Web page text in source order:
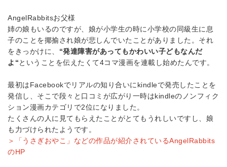
AngelRabbitsお父様
姉の娘もいるのですが、娘が小学生の時に小学校の同級生に息
子のことを揶揄され娘が悲しんでいたことがありました。それ
をきっかけに、 “発達障害があってもかわいい子どもなんだ
よ“ということを伝えたくて4コマ漫画を連載し始めたんです。
最初はFacebookでリアルの知り合いに kindleで発売したことを
発信し、そこで段々と口コミが広がり一時はkindleのノンフィク
ション漫画カテゴリで2位になりました。
たくさんの人に見てもらえたことがとてもうれしいですし、娘
も力づけられたようです。
＞「うさぎおやこ」などの作品が紹介されているAngelRabbits
のHP